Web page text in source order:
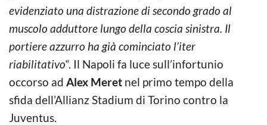
evidenziato una distrazione di secondo grado al
muscolo adduttore lungo della coscia sinistra. Il
portiere azzurro ha già cominciato l’iter
riabilitativo“. Il Napoli fa luce sull’infortunio
occorso ad Alex Meret nel primo tempo della
sfida dell’Allianz Stadium di Torino contro la
Juventus.